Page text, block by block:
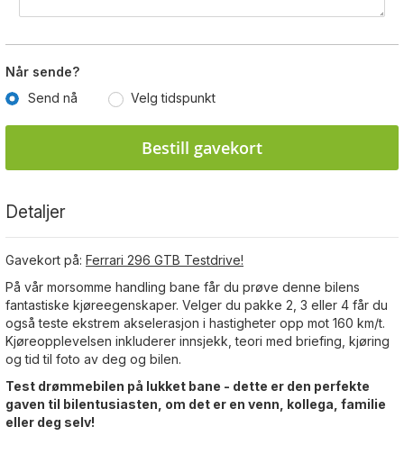
Når sende?
Send nå
Velg tidspunkt
Bestill gavekort
Detaljer
Gavekort på: Ferrari 296 GTB Testdrive!
På vår morsomme handling bane får du prøve denne bilens
fantastiske kjøreegenskaper. Velger du pakke 2, 3 eller 4 får du
også teste ekstrem akselerasjon i hastigheter opp mot 160 km/t.
Kjøreopplevelsen inkluderer innsjekk, teori med briefing, kjøring
og tid til foto av deg og bilen.
Test drømmebilen på lukket bane - dette er den perfekte
gaven til bilentusiasten, om det er en venn, kollega, familie
eller deg selv!